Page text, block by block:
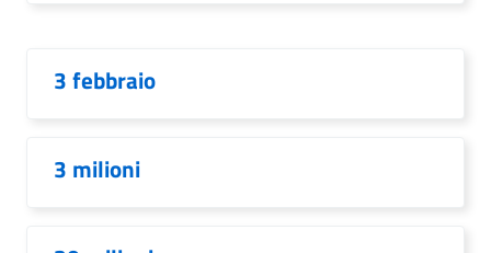
3 febbraio
3 milioni